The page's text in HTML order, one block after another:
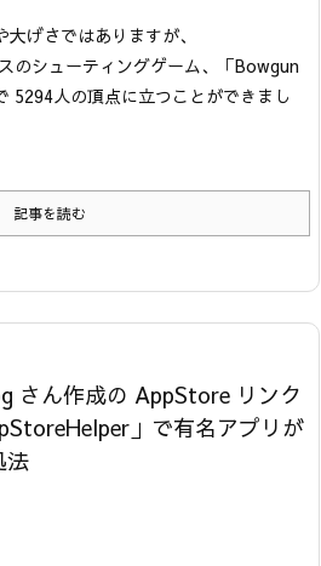
大げさではありますが、
のシューティングゲーム、「Bowgun
5294人の頂点に立つことができまし
記事を読む
さん作成の AppStore リンク
」で有名アプリが
法